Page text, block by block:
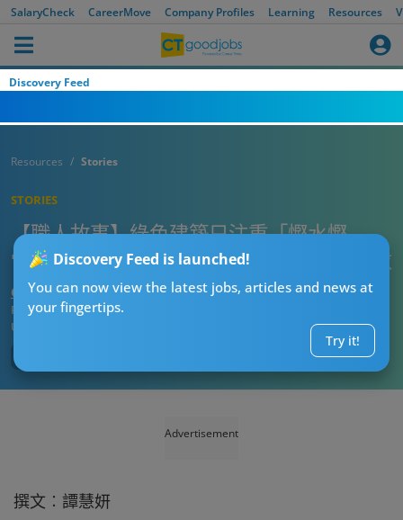
SalaryCheck CareerMove Company Profiles Learning Resources
Discovery Feed
Discovery Feed is launched!
You can now view the latest jobs, articles and news at
your fingertips.
Try it!
Resources Stories
STORIES
【職人故事】綠色建築只注重「慳水慳
電」？專家︰工作範圍廣 對人才有一定需求
CTgoodjobs’ Editor
Published:2019-11-29
Updated:
Advertisement
撰文︰譚慧妍